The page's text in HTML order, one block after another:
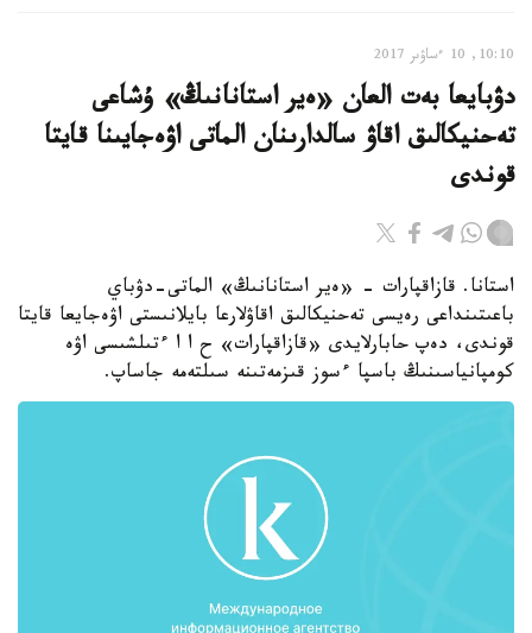
10:10, 10 ءساۋىر 2017
دۋبايعا بەت العان «ەير استانانىڭ» ۇشاعى
تەحنيكالىق اقاۋ سالدارىنان الماتى اۋەجايىنا قايتا
قوندى
استانا. قازاقپارات - «ەير استانانىڭ» الماتى-دۋباي
باعىتىنداعى رەيسى تەحنيكالىق اقاۋلارعا بايلانىستى اۋەجايعا قايتا
قوندى، دەپ حابارلايدى «قازاقپارات» ح ا ا ءتىلشىسى اۋە
كومپانياسىنىڭ باسپا ءسوز قىزمەتىنە سىلتەمە جاساپ.